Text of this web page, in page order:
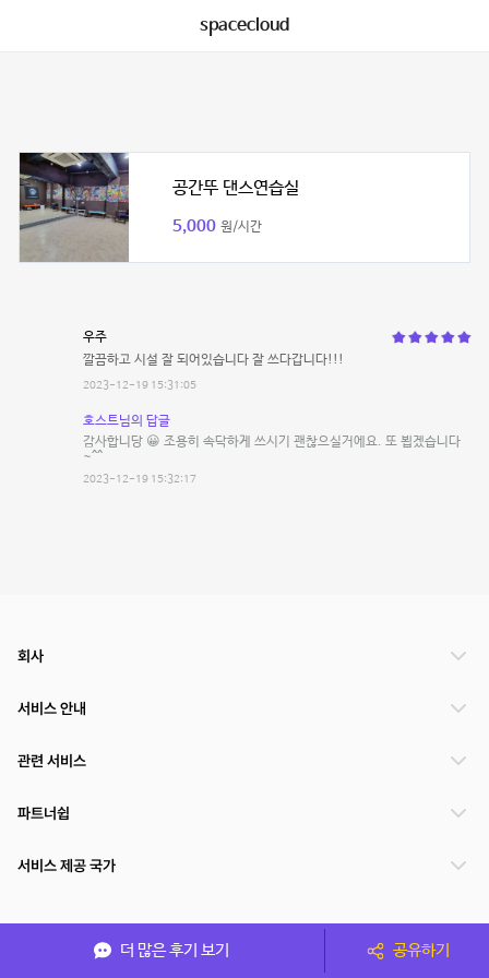
spacecloud
공간뚜 댄스연습실
5,000 원/시간
우주
깔끔하고 시설 잘 되어있습니다 잘 쓰다갑니다!!!
2023-12-19 15:31:05
호스트님의 답글
감사합니당 😀 조용히 속닥하게 쓰시기 괜찮으실거에요. 또 뵙겠습니다
~^^
2023-12-19 15:32:17
더 많은 후기 보기 공유하기
회사
서비스 안내
관련 서비스
파트너쉽
서비스 제공 국가
(주)NSPACE 사업자정보